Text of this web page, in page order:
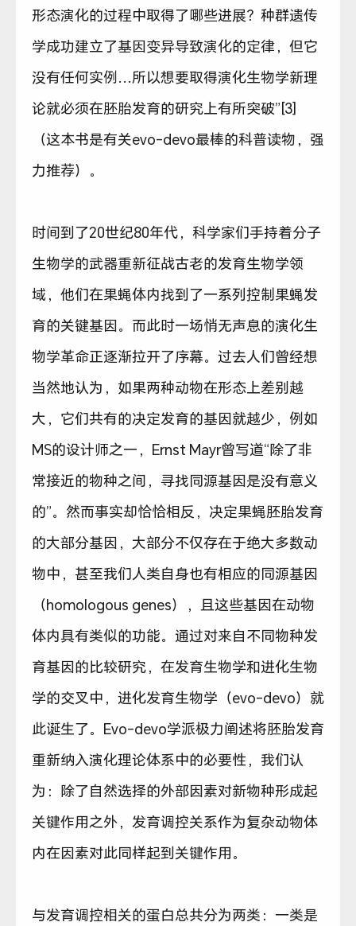
形态演化的过程中取得了哪些进展？种群遗传
学成功建立了基因变异导致演化的定律，但它
没有任何实例…所以想要取得演化生物学新理
论就必须在胚胎发育的研究上有所突破”[3]
（这本书是有关evo-devo最棒的科普读物，强
力推荐）。
时间到了20世纪80年代，科学家们手持着分子
生物学的武器重新征战古老的发育生物学领
域，他们在果蝇体内找到了一系列控制果蝇发
育的关键基因。而此时一场悄无声息的演化生
物学革命正逐渐拉开了序幕。过去人们曾经想
当然地认为，如果两种动物在形态上差别越
大，它们共有的决定发育的基因就越少，例如
MS的设计师之一，Ernst Mayr曾写道“除了非
常接近的物种之间，寻找同源基因是没有意义
的”。然而事实却恰恰相反，决定果蝇胚胎发育
的大部分基因，大部分不仅存在于绝大多数动
物中，甚至我们人类自身也有相应的同源基因
（homologous genes），且这些基因在动物
体内具有类似的功能。通过对来自不同物种发
育基因的比较研究，在发育生物学和进化生物
学的交叉中，进化发育生物学（evo-devo）就
此诞生了。Evo-devo学派极力阐述将胚胎发育
重新纳入演化理论体系中的必要性，我们认
为：除了自然选择的外部因素对新物种形成起
关键作用之外，发育调控关系作为复杂动物体
内在因素对此同样起到关键作用。
与发育调控相关的蛋白总共分为两类：一类是